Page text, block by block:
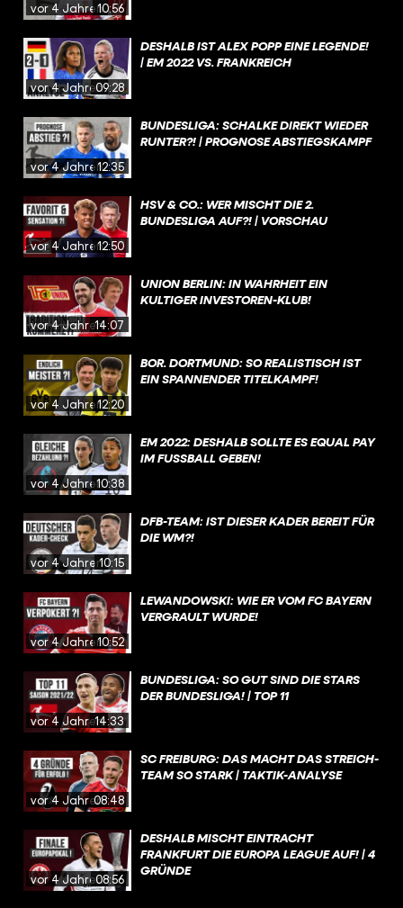
vor 4 Jahren10:56
vor 4 Jahren09:28
DESHALB IST ALEX POPP EINE LEGENDE!
| EM 2022 VS. FRANKREICH
vor 4 Jahren12:35
BUNDESLIGA: SCHALKE DIREKT WIEDER
RUNTER?! | PROGNOSE ABSTIEGSKAMPF
vor 4 Jahren12:50
HSV & CO.: WER MISCHT DIE 2.
BUNDESLIGA AUF?! | VORSCHAU
vor 4 Jahren14:07
UNION BERLIN: IN WAHRHEIT EIN
KULTIGER INVESTOREN-KLUB!
vor 4 Jahren12:20
BOR. DORTMUND: SO REALISTISCH IST
EIN SPANNENDER TITELKAMPF!
vor 4 Jahren10:38
EM 2022: DESHALB SOLLTE ES EQUAL PAY
IM FUSSBALL GEBEN!
vor 4 Jahren10:15
DFB-TEAM: IST DIESER KADER BEREIT FÜR
DIE WM?!
vor 4 Jahren10:52
LEWANDOWSKI: WIE ER VOM FC BAYERN
VERGRAULT WURDE!
vor 4 Jahren14:33
BUNDESLIGA: SO GUT SIND DIE STARS
DER BUNDESLIGA! | TOP 11
vor 4 Jahren08:48
SC FREIBURG: DAS MACHT DAS STREICH-
TEAM SO STARK | TAKTIK-ANALYSE
vor 4 Jahren08:56
DESHALB MISCHT EINTRACHT
FRANKFURT DIE EUROPA LEAGUE AUF! | 4
GRÜNDE